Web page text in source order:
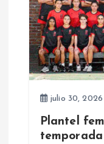
julio 30, 2026
Plantel